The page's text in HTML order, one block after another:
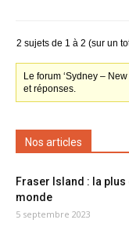
2 sujets de 1 à 2 (sur un
Le forum ‘Sydney –
et réponses.
Nos articles
Fraser Island : la
monde
5 septembre 2023